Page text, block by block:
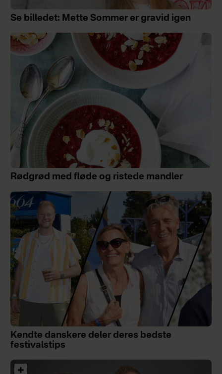
Se billedet: Mette Sommer er gravid igen
Rødgrød med fløde og ristede mandler
Kendte danskere deler deres bedste
festivalstips